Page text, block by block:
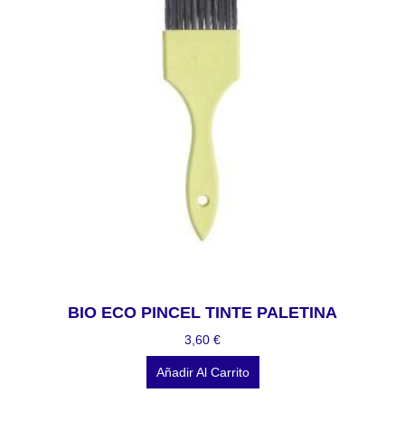
BIO ECO PINCEL TINTE PALETINA
3,60 €
Añadir Al Carrito